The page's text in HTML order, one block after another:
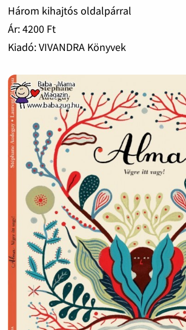
Három kihajtós oldalpárral
Ár: 4200 Ft
Kiadó: VIVANDRA Könyvek